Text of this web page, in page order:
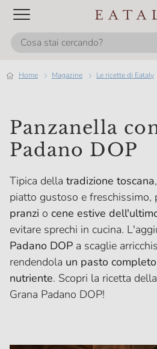
Home magazine Le ricette di Eataly
Panzanella
Padano DOP
Tipica della tradizione toscana
piatto gustoso e freschissimo,
pranzi o cene estive
evitare sprechi in cucina.
Padano DOP a scaglie
rendendola un pasto completo
nutriente. Scopri la ricetta
Grana Padano DOP!